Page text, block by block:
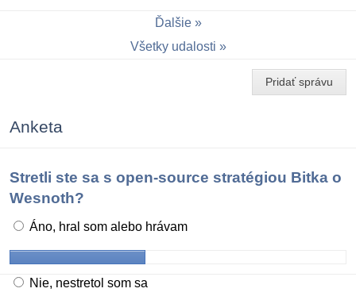
Ďalšie
Všetky udalosti
Pridať správu
Anketa
Stretli ste sa s open-source stratégiou Bitka o
Wesnoth?
Áno, hral som alebo hrávam
Nie, nestretol som sa